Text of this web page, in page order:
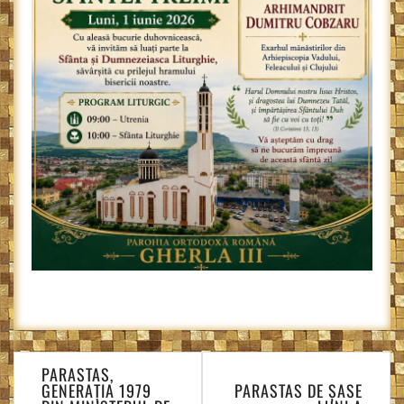
Navigare
în PARASTAS,
GENERAȚIA 1979 PARASTAS DE ȘASE